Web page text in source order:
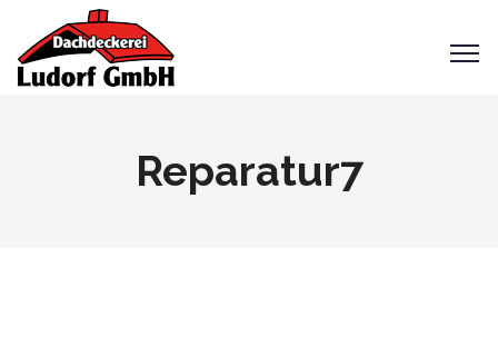
Reparatur7